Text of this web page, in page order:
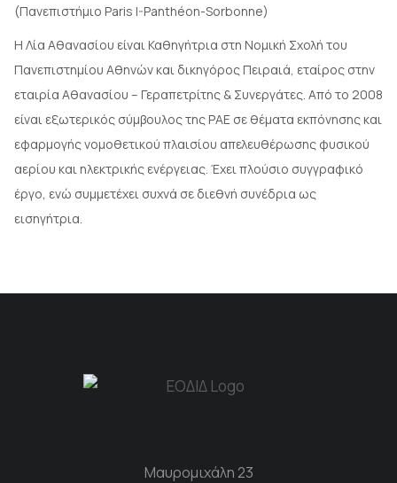
(Πανεπιστήμιο Paris I-Panthéon-Sorbonne)
Η Λία Αθανασίου είναι Καθηγήτρια στη Νομική Σχολή του
Πανεπιστημίου Αθηνών και δικηγόρος Πειραιά, εταίρος στην
εταιρία Αθανασίου – Γεραπετρίτης & Συνεργάτες. Από το 2008
είναι εξωτερικός σύμβουλος της ΡΑΕ σε θέματα εκπόνησης και
εφαρμογής νομοθετικού πλαισίου απελευθέρωσης φυσικού
αερίου και ηλεκτρικής ενέργειας. Έχει πλούσιο συγγραφικό
έργο, ενώ συμμετέχει συχνά σε διεθνή συνέδρια ως
εισηγήτρια.
Μαυρομιχάλη 23